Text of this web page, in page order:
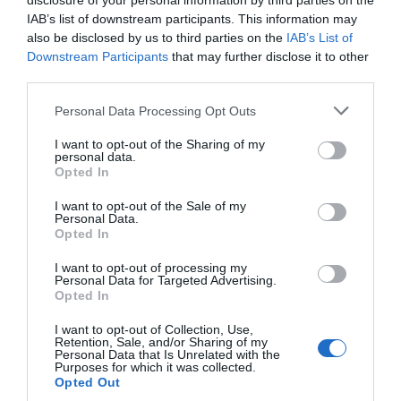
IAB’s list of downstream participants. This information may
also be disclosed by us to third parties on the IAB’s List of
Downstream Participants that may further disclose it to other
Personal Data Processing Opt Outs
I want to opt-out of the Sharing of my
personal data.
Opted In
I want to opt-out of the Sale of my
Personal Data.
Opted In
I want to opt-out of processing my
Personal Data for Targeted Advertising.
Opted In
I want to opt-out of Collection, Use,
Retention, Sale, and/or Sharing of my
Personal Data that Is Unrelated with the
Purposes for which it was collected.
Opted Out
euros... suma y sigue
Eulogio López
El IBEX 35 cerró la sesión del
miércoles en los 20.057 puntos,
Eulogio López
Argumentos